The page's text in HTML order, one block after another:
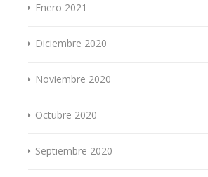
Enero 2021
Diciembre 2020
Noviembre 2020
Octubre 2020
Septiembre 2020